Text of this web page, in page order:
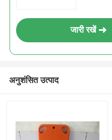
जारी रखें
अनुशंसित उत्पाद